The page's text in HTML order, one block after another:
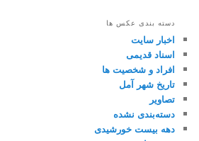
دسته بندی عکس ها
اخبار سایت
اسناد قدیمی
افراد و شخصیت ها
تاریخ شهر آمل
تصاویر
دسته‌بندی نشده
دهه بیست خورشیدی